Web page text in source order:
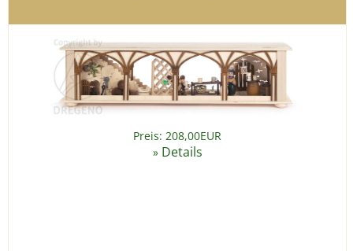
Preis: 208,00EUR
» Details